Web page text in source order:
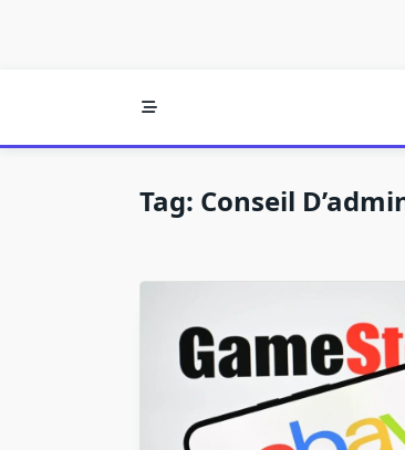
Tag: Conseil